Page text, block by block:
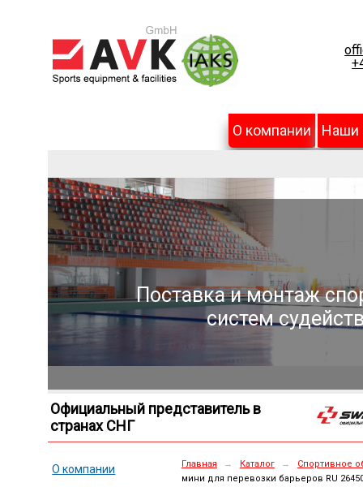
О компании Наши
Поставка и монтаж
систем
Официальный представитель в
странах СНГ
О компании
Главная → Каталог →
Спортивное
мини для перевозки барьеров RU